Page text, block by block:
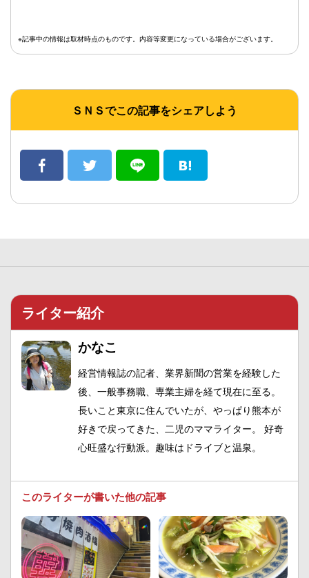
※記事中の情報は取材時点のものです。内容等変更になっている場合がございます。
ＳＮＳでこの記事をシェアしよう
ライター紹介
かなこ
経営情報誌の記者、業界新聞の営業を経験した
後、一般事務職、専業主婦を経て現在に至る。
長いこと東京に住んでいたが、やっぱり熊本が
好きで戻ってきた、二児のママライター。 好奇
心旺盛な行動派。趣味はドライブと温泉。
このライターが書いた他の記事